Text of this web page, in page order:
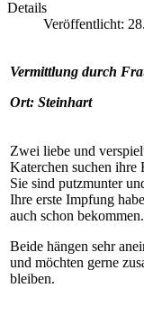
Details
Veröffentlicht:
Vermittlung durch
Ort: Steinhart
Zwei liebe und
Katerchen suchen ihre
Sie sind putzmunter
Ihre erste Impfung
auch schon bekommen.
Beide hängen sehr
und möchten gerne
bleiben.